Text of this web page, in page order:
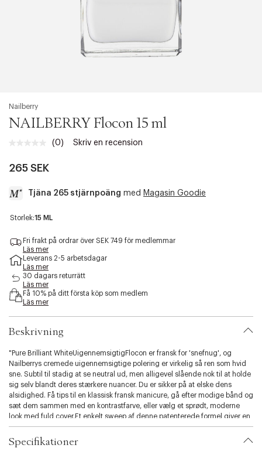
Nailberry
NAILBERRY Flocon 15 ml
Inget
sida.
(0) Skriv en recension
265 SEK
Tjäna 265 stjärnpoäng med Magasin Goodie
a
c
s
b
i
t
v
a
r
i
a
t
i
o
Storlek:15 ML
Fri frakt på ordrar över SEK 749 för medlemmar
Läs mer
Leverans 2-5 arbetsdagar
Läs mer
30 dagars returrätt
Läs mer
Få 10% på ditt första köp som medlem
Läs mer
Beskrivning
"Pure Brilliant WhiteUigennemsigtigFlocon er fransk for 'snefnug', og
Nailberrys cremede uigennemsigtige polering er virkelig så ren som hvid
sne. Subtil til stadig at se neutral ud, men alligevel slående nok til at holde
sig selv blandt deres stærkere nuancer. Du er sikker på at elske dens
alsidighed. Få tips til en klassisk fransk manicure, gå efter modige bånd og
sæt dem sammen med en kontrastfarve, eller vælg et sprødt, moderne
look med fuld cover.Et enkelt sweep af denne patenterede formel giver en
glat og stribefri professionel finish, der aldrig vil klumpe eller revne. Boost
dens udholdenhed med en finish af Shine &
Specifikationer